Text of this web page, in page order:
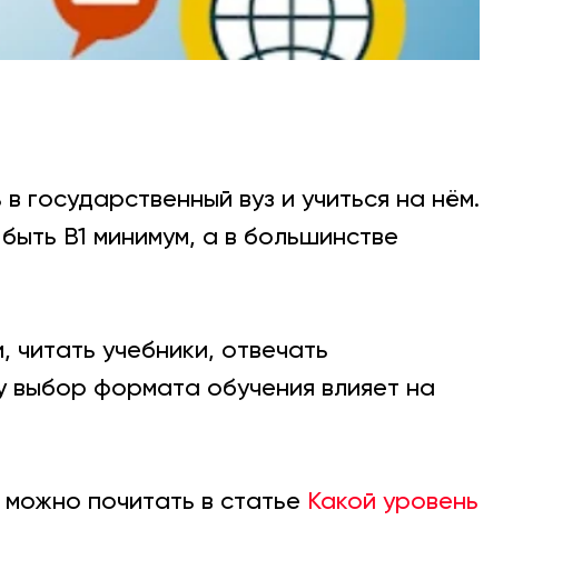
государственный вуз и учиться на нём.
B1 минимум, а в большинстве
учебники, отвечать
формата обучения влияет на
почитать в статье Какой уровень